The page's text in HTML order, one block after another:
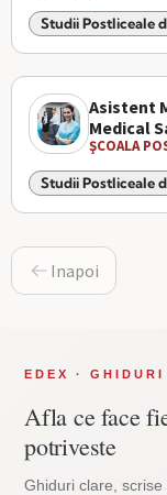
Studii Postliceale
Asistent
Medical
ŞCOALA
Studii Postliceale
Inapoi
EDEX ·
Afla ce face
potriveste
Ghiduri clare, scrise